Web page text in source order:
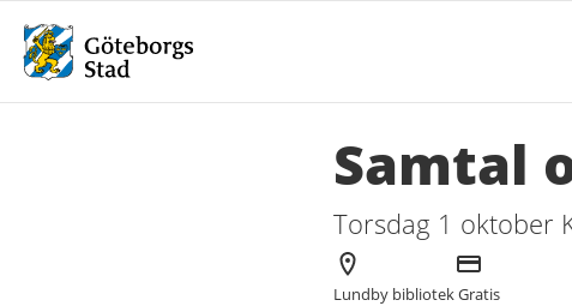
Samtal
Torsdag 1 oktober
Arrangör
Lundby bibliotek
Kostnad
Gratis